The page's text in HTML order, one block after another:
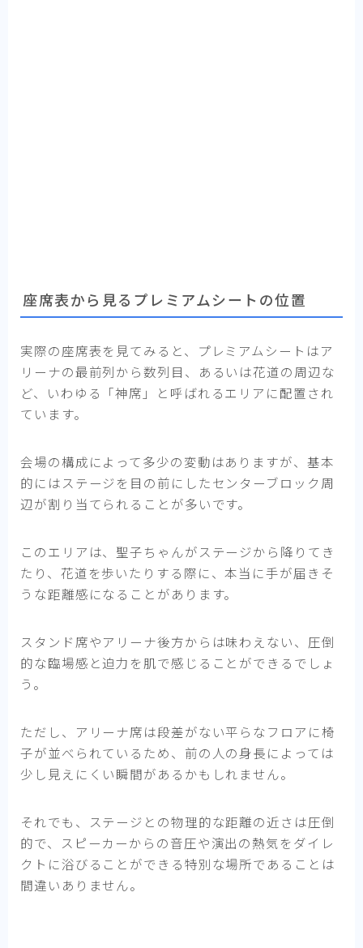
座席表から見るプレミアムシートの位置
実際の座席表を見てみると、プレミアムシートはア
リーナの最前列から数列目、あるいは花道の周辺な
ど、いわゆる「神席」と呼ばれるエリアに配置され
ています。
会場の構成によって多少の変動はありますが、基本
的にはステージを目の前にしたセンターブロック周
辺が割り当てられることが多いです。
このエリアは、聖子ちゃんがステージから降りてき
たり、花道を歩いたりする際に、本当に手が届きそ
うな距離感になることがあります。
スタンド席やアリーナ後方からは味わえない、圧倒
的な臨場感と迫力を肌で感じることができるでしょ
う。
ただし、アリーナ席は段差がない平らなフロアに椅
子が並べられているため、前の人の身長によっては
少し見えにくい瞬間があるかもしれません。
それでも、ステージとの物理的な距離の近さは圧倒
的で、スピーカーからの音圧や演出の熱気をダイレ
クトに浴びることができる特別な場所であることは
間違いありません。